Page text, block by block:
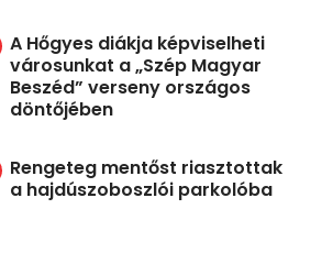
A Hőgyes diákja képviselheti
városunkat a „Szép Magyar
Beszéd” verseny országos
döntőjében
Rengeteg mentőst riasztottak
a hajdúszoboszlói parkolóba